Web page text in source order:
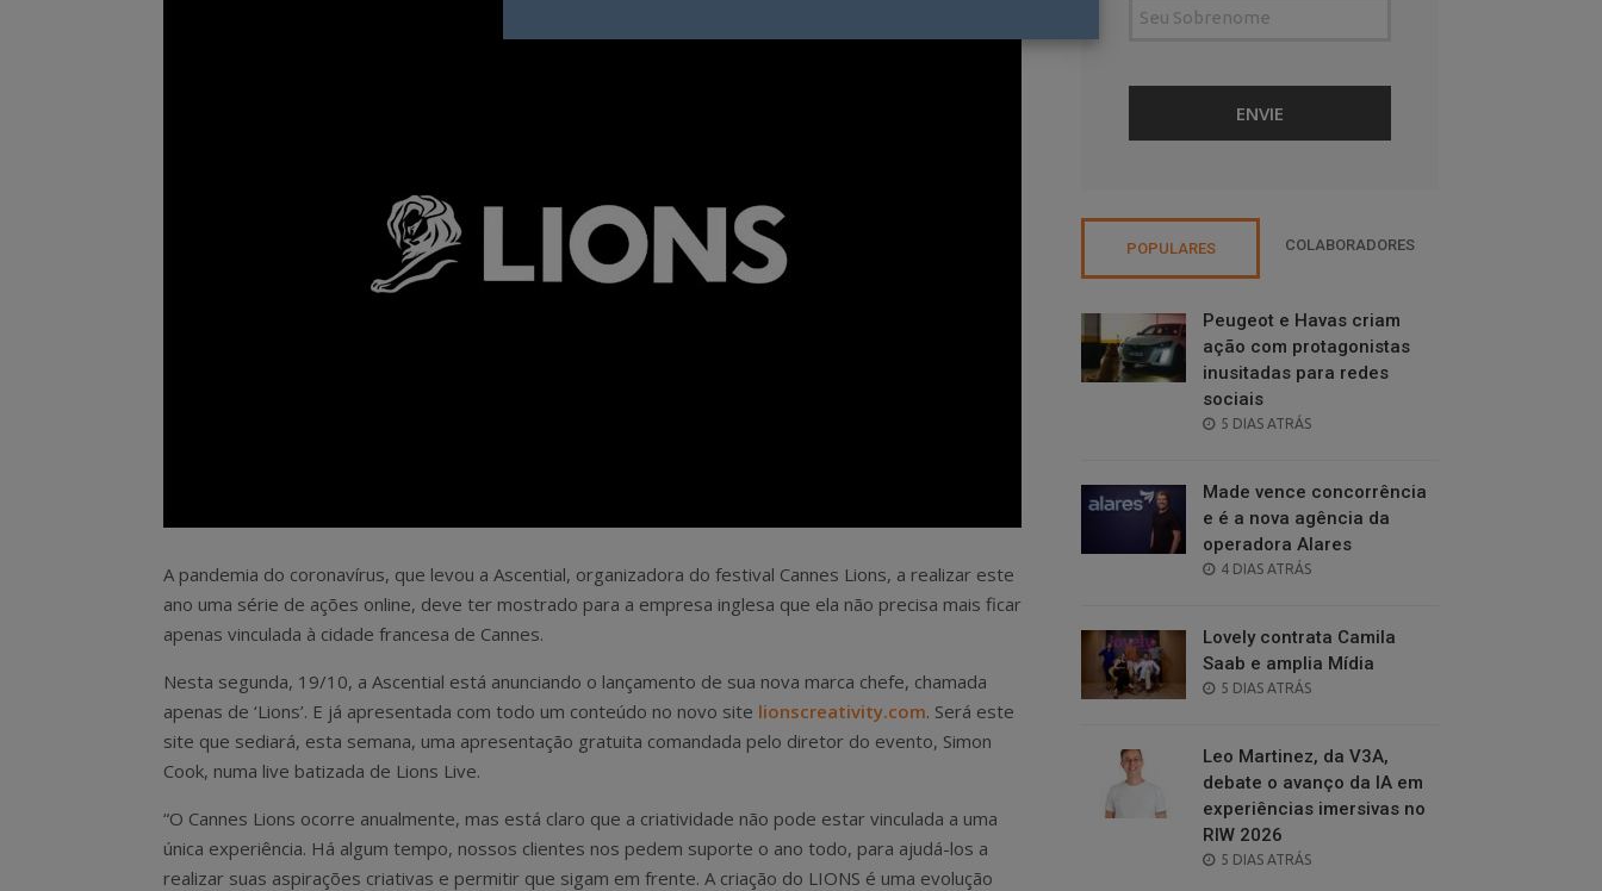
A pandemia do coronavírus, que levou a Ascential, organizadora do festival Cannes Lions, a realizar este
ano uma série de ações online, deve ter mostrado para a empresa inglesa que ela não precisa mais ficar
apenas vinculada à cidade francesa de Cannes.
Nesta segunda, 19/10, a Ascential está anunciando o lançamento de sua nova marca chefe, chamada
apenas de ‘Lions’. E já apresentada com todo um conteúdo no novo site lionscreativity.com. Será este
site que sediará, esta semana, uma apresentação gratuita comandada pelo diretor do evento, Simon
Cook, numa live batizada de Lions Live.
“O Cannes Lions ocorre anualmente, mas está claro que a criatividade não pode estar vinculada a uma
única experiência. Há algum tempo, nossos clientes nos pedem suporte o ano todo, para ajudá-los a
realizar suas aspirações criativas e permitir que sigam em frente. A criação do LIONS é uma evolução
POPULARES COLABORADORES
Peugeot e Havas criam
ação com protagonistas
inusitadas para redes
sociais
POSTED
5 DIAS ATRÁS
Made vence concorrência
e é a nova agência da
operadora Alares
POSTED
4 DIAS ATRÁS
Lovely contrata Camila
Saab e amplia Mídia
POSTED
5 DIAS ATRÁS
Leo Martinez, da V3A,
debate o avanço da IA em
experiências imersivas no
RIW 2026
POSTED
5 DIAS ATRÁS